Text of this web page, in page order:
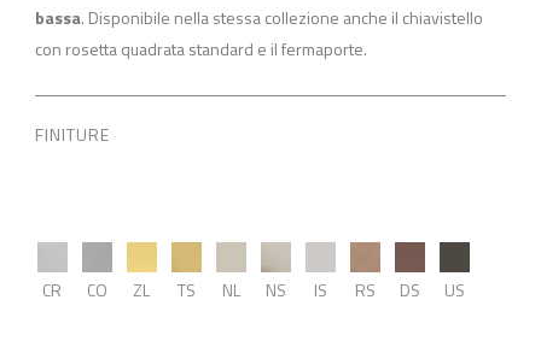
bassa. Disponibile nella stessa collezione anche il chiavistello
con rosetta quadrata standard e il fermaporte.
FINITURE
CR CO ZL TS NL NS IS RS DS US